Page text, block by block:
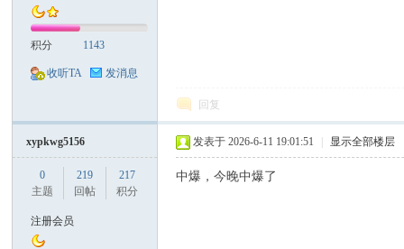
积分 1143
收听TA 发消息
回复
xypkwg5156
0
主题
219
回帖
217
积分
注册会员
发表于 2026-6-11 19:01:51 显示全部楼层
中爆，今晚中爆了